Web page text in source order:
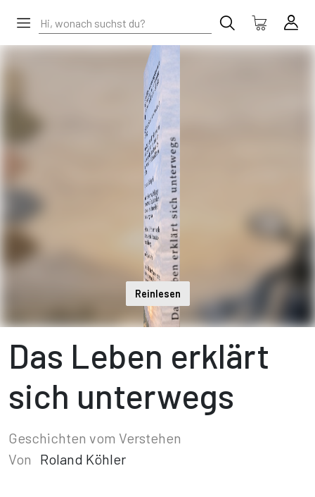
Reinlesen
Das Leben erklärt
sich unterwegs
Geschichten vom Verstehen
Von
Roland Köhler